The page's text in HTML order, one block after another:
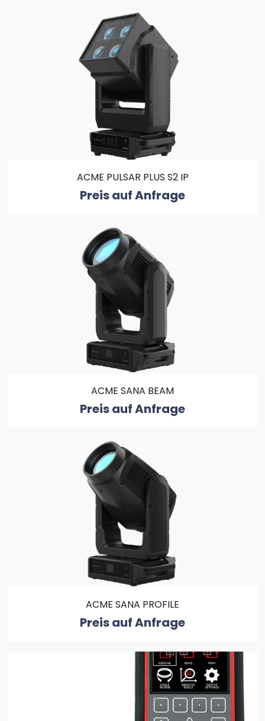
ACME PULSAR PLUS S2 IP
Preis auf Anfrage
ACME SANA BEAM
Preis auf Anfrage
ACME SANA PROFILE
Preis auf Anfrage